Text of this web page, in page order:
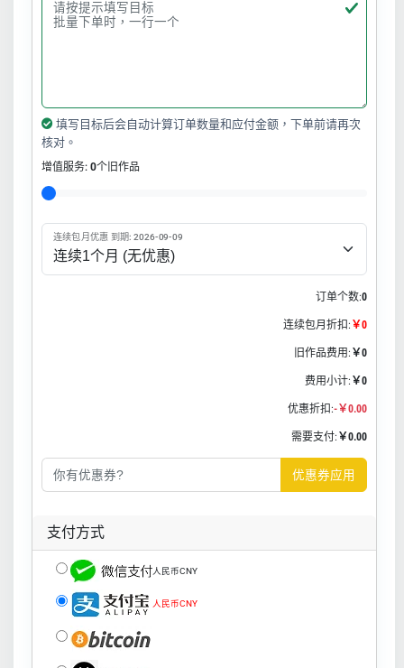
填写目标后会自动计算订单数量和应付金额，下单前请再次
核对。
增值服务: 0个旧作品
连续包月优惠 到期: 2026-09-09
订单个数:0
连续包月折扣: ￥0
旧作品费用: ￥0
费用小计: ￥0
优惠折扣:-￥0.00
需要支付: ￥0.00
优惠券应用
支付方式
人民币CNY
人民币CNY